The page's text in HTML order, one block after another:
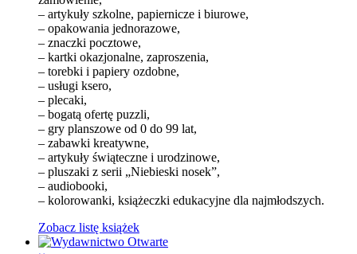
– artykuły szkolne, papiernicze i biurowe,
– opakowania jednorazowe,
– znaczki pocztowe,
– kartki okazjonalne, zaproszenia,
– torebki i papiery ozdobne,
– usługi ksero,
– plecaki,
– bogatą ofertę puzzli,
– gry planszowe od 0 do 99 lat,
– zabawki kreatywne,
– artykuły świąteczne i urodzinowe,
– pluszaki z serii „Niebieski nosek”,
– audiobooki,
– kolorowanki, książeczki edukacyjne dla najmłodszych.
Zobacz listę książek